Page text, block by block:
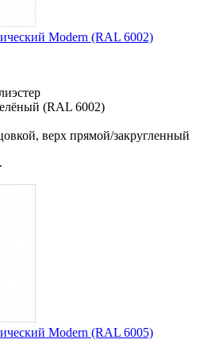
Мodern (RAL 6002)
(RAL 6002)
верх прямой/закругленный
Мodern (RAL 6005)